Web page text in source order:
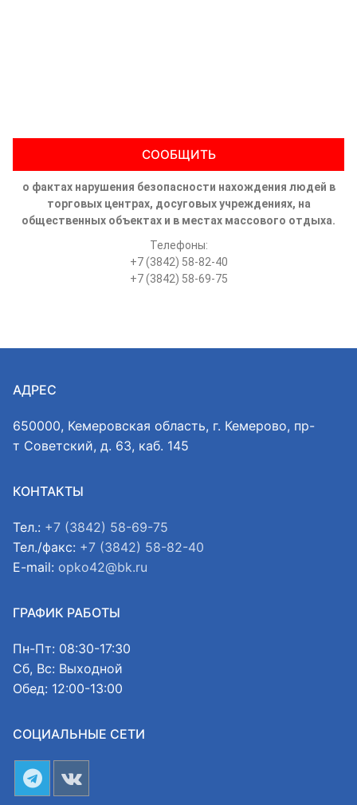
СООБЩИТЬ
о фактах нарушения безопасности нахождения людей в
торговых центрах, досуговых учреждениях, на
общественных объектах и в местах массового отдыха.
Телефоны:
+7 (3842) 58-82-40
+7 (3842) 58-69-75
АДРЕС
650000, Кемеровская область, г. Кемерово, пр-
т Советский, д. 63, каб. 145
КОНТАКТЫ
Тел.: +7 (3842) 58-69-75
Тел./факс: +7 (3842) 58-82-40
E-mail: opko42@bk.ru
ГРАФИК РАБОТЫ
Пн-Пт: 08:30-17:30
Сб, Вс: Выходной
Обед: 12:00-13:00
СОЦИАЛЬНЫЕ СЕТИ